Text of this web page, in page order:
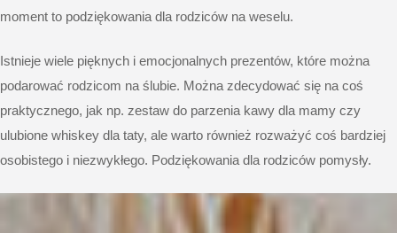
moment to podziękowania dla rodziców na weselu.
Istnieje wiele pięknych i emocjonalnych prezentów, które można
podarować rodzicom na ślubie. Można zdecydować się na coś
praktycznego, jak np. zestaw do parzenia kawy dla mamy czy
ulubione whiskey dla taty, ale warto również rozważyć coś bardziej
osobistego i niezwykłego. Podziękowania dla rodziców pomysły.